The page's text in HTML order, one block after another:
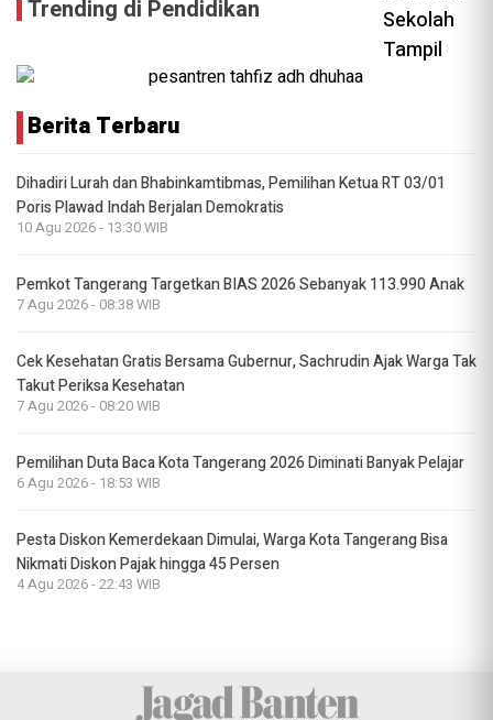
Trending di Pendidikan
Berita Terbaru
Dihadiri Lurah dan Bhabinkamtibmas, Pemilihan Ketua RT 03/01
Poris Plawad Indah Berjalan Demokratis
10 Agu 2026 - 13:30 WIB
Pemkot Tangerang Targetkan BIAS 2026 Sebanyak 113.990 Anak
7 Agu 2026 - 08:38 WIB
Cek Kesehatan Gratis Bersama Gubernur, Sachrudin Ajak Warga Tak
Takut Periksa Kesehatan
7 Agu 2026 - 08:20 WIB
Pemilihan Duta Baca Kota Tangerang 2026 Diminati Banyak Pelajar
6 Agu 2026 - 18:53 WIB
Pesta Diskon Kemerdekaan Dimulai, Warga Kota Tangerang Bisa
Nikmati Diskon Pajak hingga 45 Persen
4 Agu 2026 - 22:43 WIB